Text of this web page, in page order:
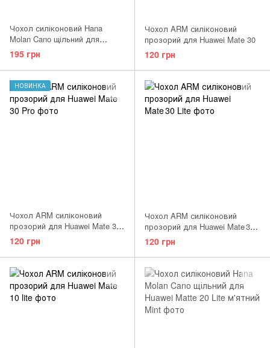
Чохол силіконовий Hana
Molan Cano щільний для
Huawei Matte 20 червоний Red
195 грн
Чохол ARM силіконовий
прозорий для Huawei Mate 30
120 грн
НОВИНКА
Чохол ARM силіконовий
прозорий для Huawei Mate 30
Pro
120 грн
Чохол ARM силіконовий
прозорий для Huawei Mate 30
Lite
120 грн